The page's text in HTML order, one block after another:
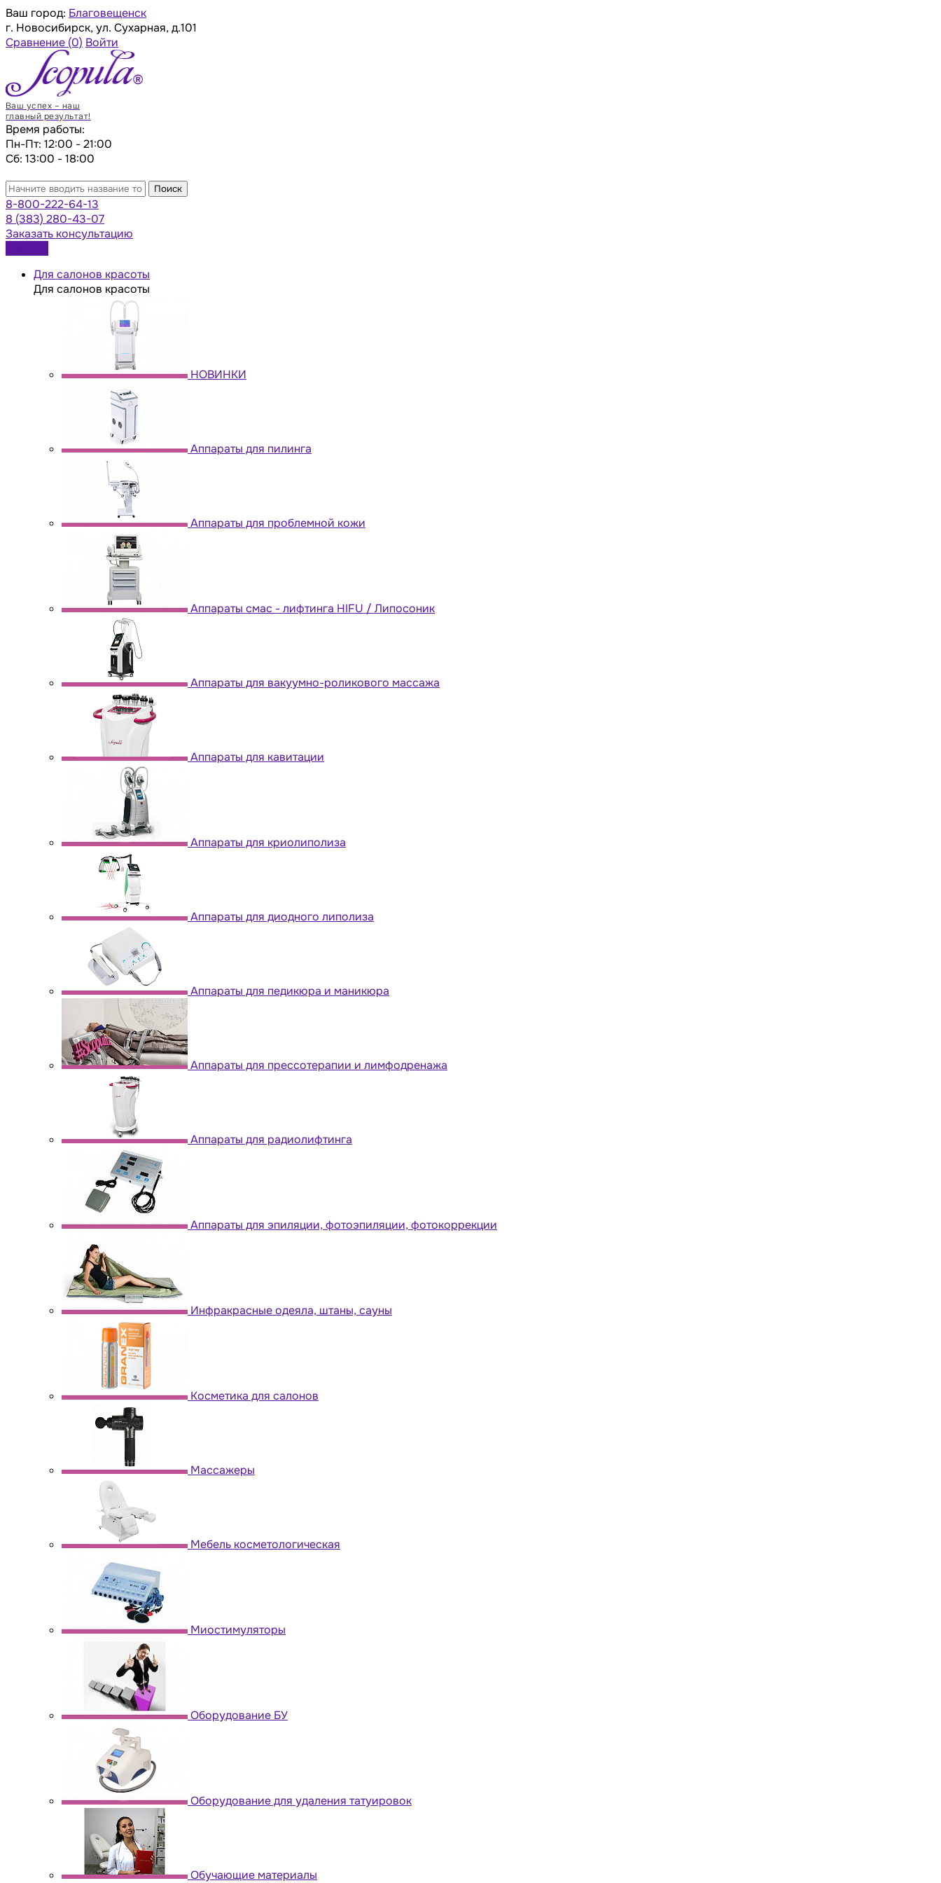
Ваш город: Благовещенск
г. Новосибирск, ул. Сухарная, д.101
Сравнение (0) Войти
Ваш успех – наш
главный результат!
Время работы:
Пн-Пт: 12:00 - 21:00
Сб: 13:00 - 18:00
Поиск
8-800-222-64-13
8 (383) 280-43-07
Заказать консультацию
Для салонов красоты
Для салонов красоты
НОВИНКИ
Аппараты для пилинга
Аппараты для проблемной кожи
Аппараты cмас - лифтинга HIFU / Липосоник
Аппараты для вакуумно-роликового массажа
Аппараты для кавитации
Аппараты для криолиполиза
Аппараты для диодного липолиза
Аппараты для педикюра и маникюра
Аппараты для прессотерапии и лимфодренажа
Аппараты для радиолифтинга
Аппараты для эпиляции, фотоэпиляции, фотокоррекции
Инфракрасные одеяла, штаны, сауны
Косметика для салонов
Массажеры
Мебель косметологическая
Миостимуляторы
Оборудование БУ
Оборудование для удаления татуировок
Обучающие материалы